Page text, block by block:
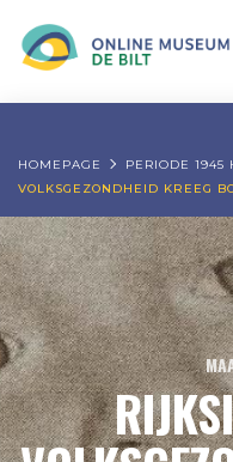
HOMEPAGE PERIODE 1945
VOLKSGEZONDHEID KREEG